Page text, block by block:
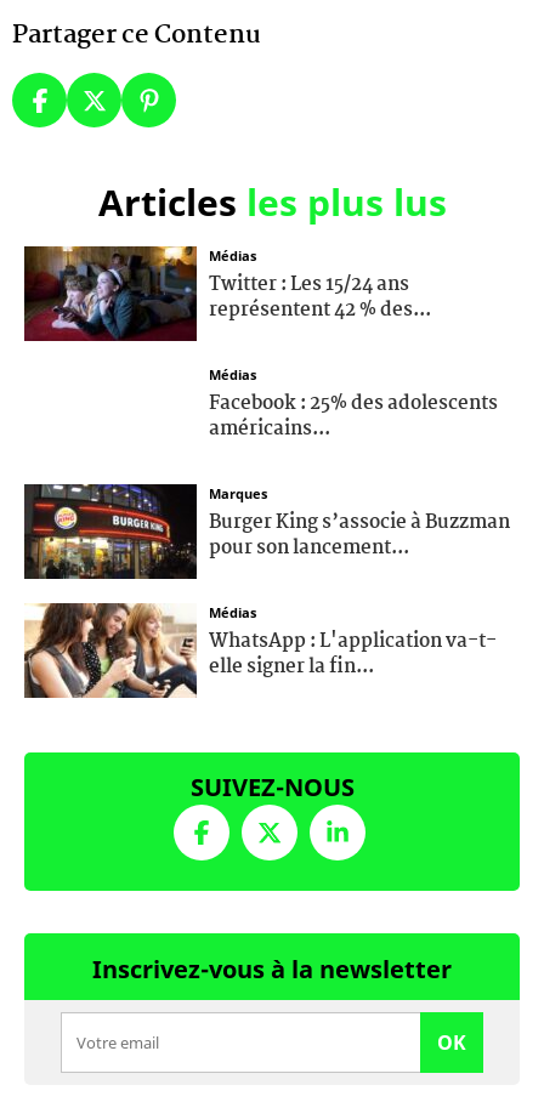
Partager ce Contenu
Articles les plus lus
Médias
Twitter : Les 15/24 ans
représentent 42 % des...
Médias
Facebook : 25% des adolescents
américains...
Marques
Burger King s’associe à Buzzman
pour son lancement...
Médias
WhatsApp : L'application va-t-
elle signer la fin...
SUIVEZ-NOUS
Inscrivez-vous à la newsletter
OK